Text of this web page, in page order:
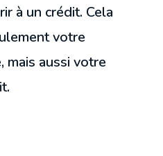
à un crédit. Cela
votre
mais aussi votre